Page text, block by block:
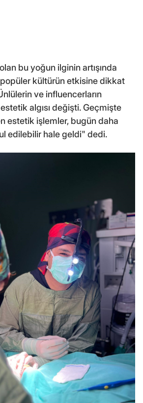
bu yoğun ilginin artışında
kültürün etkisine dikkat
ve influencerların
algısı değişti. Geçmişte
estetik işlemler, bugün daha
edilebilir hale geldi" dedi.